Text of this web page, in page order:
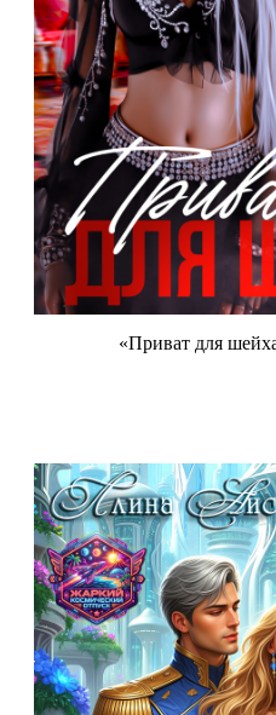
«Приват для